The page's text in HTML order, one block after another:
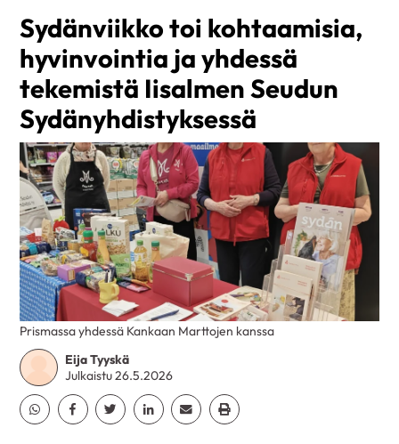
Sydänviikko toi kohtaamisia,
hyvinvointia ja yhdessä
tekemistä Iisalmen Seudun
Sydänyhdistyksessä
Eija Tyyskä
Julkaistu 26.5.2026
Jaa Whatsapp
Jaa Facebook
Jaa TwitterJaa Linkedin
Jaa EmailJaa Print
Prismassa yhdessä Kankaan Marttojen kanssa